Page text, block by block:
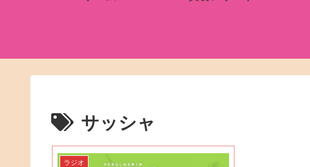
サッシャ
ラジオ